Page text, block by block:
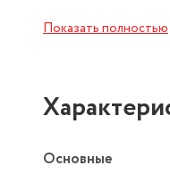
Легко наполнять
Очистит любые
любые гладкие
Показать полностью
Основные